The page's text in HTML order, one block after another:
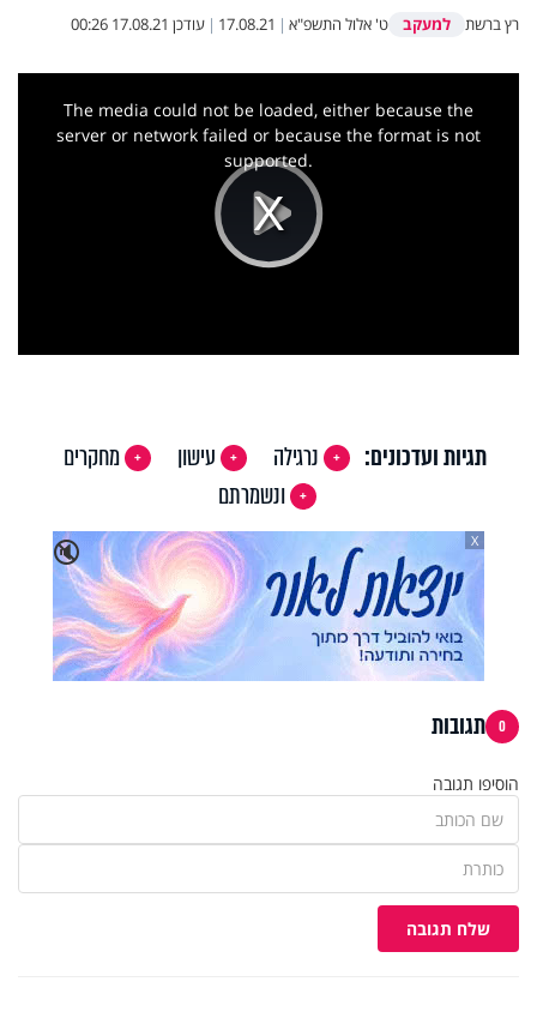
רץ ברשת למעקב ט' אלול התשפ"א |
17.08.21
| עודכן 17.08.21 00:26
Play
This
The media could not be loaded, either because the
server or network failed or because the format is not
supported.
תגיות ועדכונים: נרגילה עישון
מחקרים
ונשמרתם
🔇
X
0 תגובות
הוסיפו תגובה
שלח תגובה